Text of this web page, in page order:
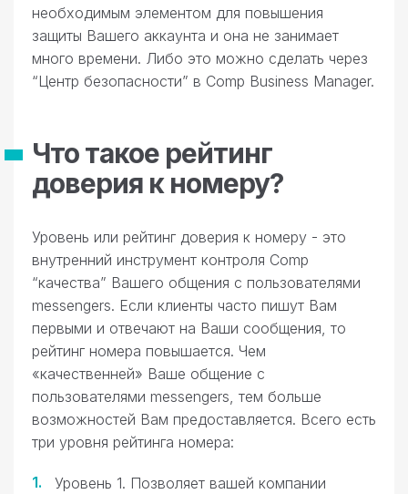
необходимым элементом для повышения
защиты Вашего аккаунта и она не занимает
много времени. Либо это можно сделать через
“Центр безопасности” в Comp Business Manager.
Что такое рейтинг
доверия к номеру?
Уровень или рейтинг доверия к номеру - это
внутренний инструмент контроля Comp
“качества” Вашего общения с пользователями
messengers. Если клиенты часто пишут Вам
первыми и отвечают на Ваши сообщения, то
рейтинг номера повышается. Чем
«качественней» Ваше общение с
пользователями messengers, тем больше
возможностей Вам предоставляется. Всего есть
три уровня рейтинга номера:
Уровень 1. Позволяет вашей компании